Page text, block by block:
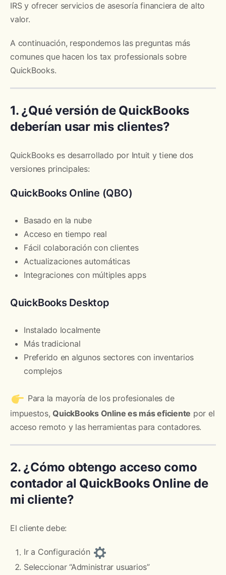
IRS y ofrecer servicios de asesoría financiera de alto
valor.
A continuación, respondemos las preguntas más
comunes que hacen los tax professionals sobre
QuickBooks.
1. ¿Qué versión de QuickBooks
deberían usar mis clientes?
QuickBooks es desarrollado por Intuit y tiene dos
versiones principales:
QuickBooks Online (QBO)
Basado en la nube
Acceso en tiempo real
Fácil colaboración con clientes
Actualizaciones automáticas
Integraciones con múltiples apps
QuickBooks Desktop
Instalado localmente
Más tradicional
Preferido en algunos sectores con inventarios
complejos
Para la mayoría de los profesionales de
impuestos,QuickBooks Online es más eficiente por el
acceso remoto y las herramientas para contadores.
2. ¿Cómo obtengo acceso como
contador al QuickBooks Online de
mi cliente?
El cliente debe:
Ir a Configuración
Seleccionar “Administrar usuarios”